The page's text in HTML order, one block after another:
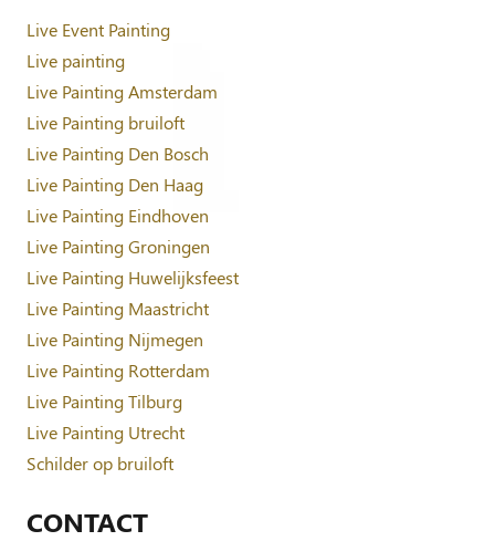
Live Event Painting
Live painting
Live Painting Amsterdam
Live Painting bruiloft
Live Painting Den Bosch
Live Painting Den Haag
Live Painting Eindhoven
Live Painting Groningen
Live Painting Huwelijksfeest
Live Painting Maastricht
Live Painting Nijmegen
Live Painting Rotterdam
Live Painting Tilburg
Live Painting Utrecht
Schilder op bruiloft
CONTACT